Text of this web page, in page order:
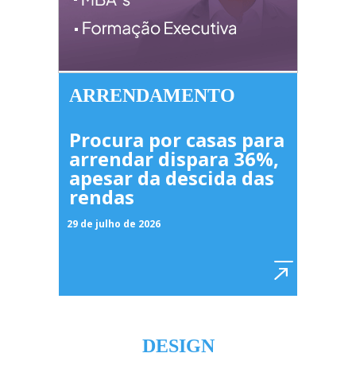
ARRENDAMENTO
Procura por casas para
arrendar dispara 36%,
apesar da descida das
rendas
29 de julho de 2026
DESIGN